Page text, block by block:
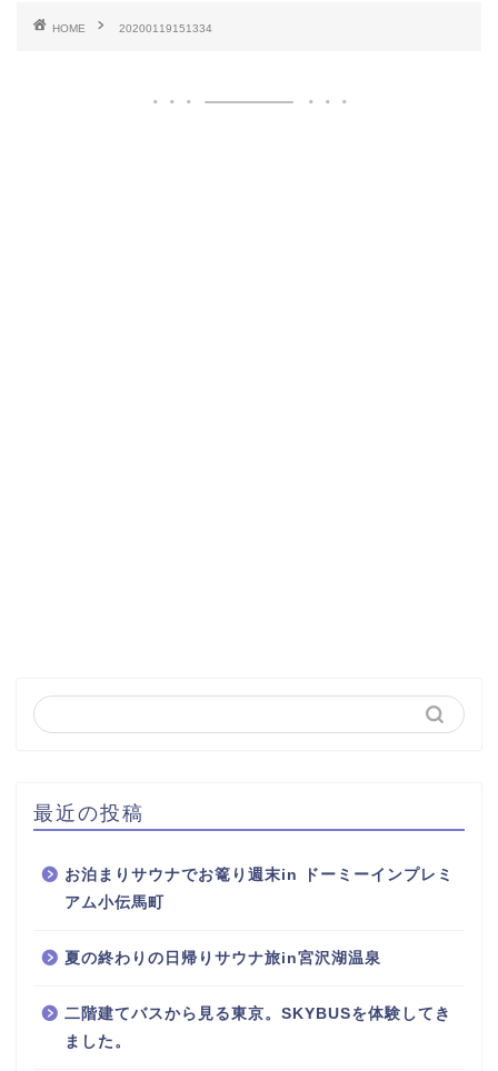
HOME 20200119151334
最近の投稿
お泊まりサウナでお篭り週末in ドーミーインプレミ
アム小伝馬町
夏の終わりの日帰りサウナ旅in宮沢湖温泉
二階建てバスから見る東京。SKYBUSを体験してき
ました。